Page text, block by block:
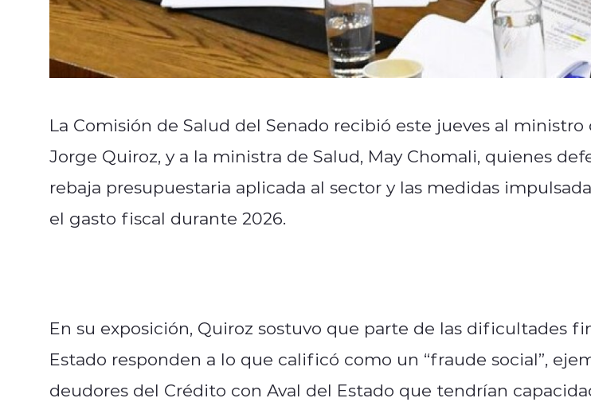
La Comisión de Salud del Senado recibió este jueves al ministro
Jorge Quiroz, y a la ministra de Salud, May Chomali, quienes
rebaja presupuestaria aplicada al sector y las medidas
el gasto fiscal durante 2026.
En su exposición, Quiroz sostuvo que parte de las dificultades
Estado responden a lo que calificó como un “fraude social”,
deudores del Crédito con Aval del Estado que tendrían